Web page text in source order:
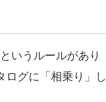
いうルールがあり
ログに「相乗り」し